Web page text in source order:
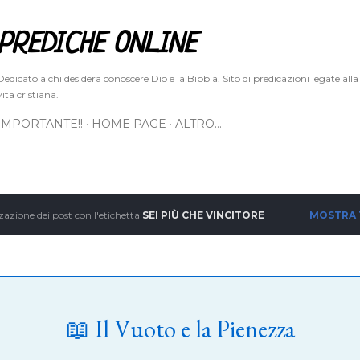
ONLINE
a chi desidera conoscere Dio e la Bibbia. Sito di predicazioni legate alla
cristiana.
HOME PAGE ALTRO…
dei post con l'etichetta SEI PIÙ CHE VINCITORE MOSTRA
📖 Il Vuoto e la Pienezza